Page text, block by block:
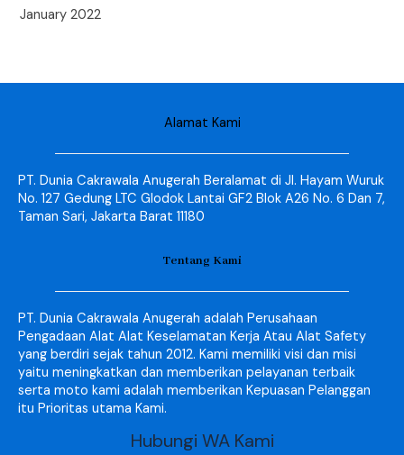
January 2022
Alamat Kami
PT. Dunia Cakrawala Anugerah Beralamat di Jl. Hayam Wuruk
No. 127 Gedung LTC Glodok Lantai GF2 Blok A26 No. 6 Dan 7,
Taman Sari, Jakarta Barat 11180
Tentang Kami
PT. Dunia Cakrawala Anugerah adalah Perusahaan
Pengadaan Alat Alat Keselamatan Kerja Atau Alat Safety
yang berdiri sejak tahun 2012. Kami memiliki visi dan misi
yaitu meningkatkan dan memberikan pelayanan terbaik
serta moto kami adalah memberikan Kepuasan Pelanggan
itu Prioritas utama Kami.
Hubungi WA Kami